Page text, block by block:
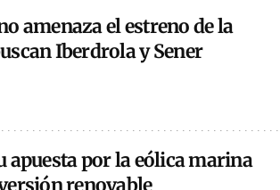
amenaza el estreno de la
Iberdrola y Sener
apuesta por la eólica marina
renovable